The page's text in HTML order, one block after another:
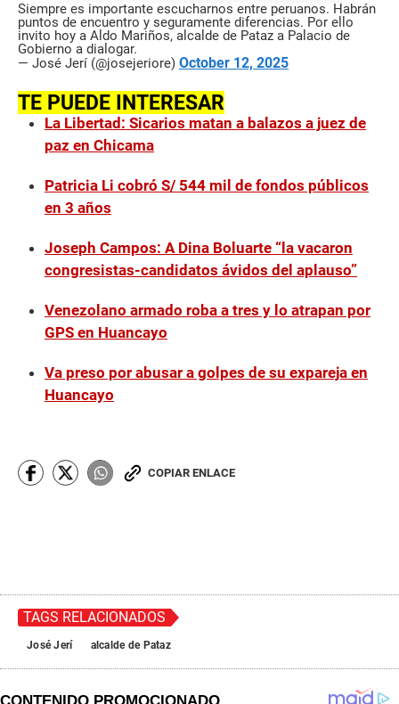
Siempre es importante escucharnos entre peruanos. Habrán
puntos de encuentro y seguramente diferencias. Por ello
invito hoy a Aldo Mariños, alcalde de Pataz a Palacio de
Gobierno a dialogar.
— José Jerí (@josejeriore) October 12, 2025
TE PUEDE INTERESAR
La Libertad: Sicarios matan a balazos a juez de
paz en Chicama
Patricia Li cobró S/ 544 mil de fondos públicos
en 3 años
Joseph Campos: A Dina Boluarte “la vacaron
congresistas-candidatos ávidos del aplauso”
Venezolano armado roba a tres y lo atrapan por
GPS en Huancayo
Va preso por abusar a golpes de su expareja en
Huancayo
COPIAR ENLACE
TAGS RELACIONADOS
José Jerí alcalde de Pataz